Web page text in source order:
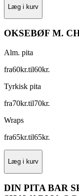
Læg i kurv
OKSEBØF M.
Alm. pita
fra60kr.til60kr.
Tyrkisk pita
fra70kr.til70kr.
Wraps
fra65kr.til65kr.
Læg i kurv
DIN PITA BAR